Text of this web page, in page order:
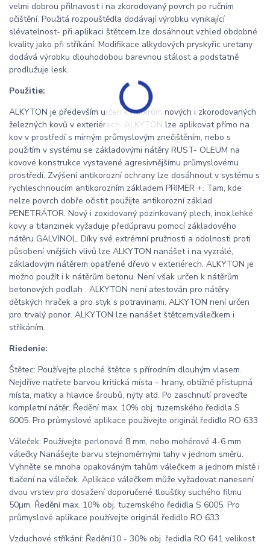
velmi dobrou přilnavost i na zkorodovaný povrch po ručním
očištění. Použitá rozpouštědla dodávají výrobku vynikající
slévatelnost- při aplikaci štětcem lze dosáhnout vzhled obdobné
kvality jako při stříkání. Modifikace alkydových pryskyřic uretany
dodává výrobku dlouhodobou barevnou stálost a podstatně
prodlužuje lesk.
Použitie:
ALKYTON je především určen k nátěrům nových i zkorodovaných
železných kovů v exteriérech. ALKYTON lze aplikovat přímo na
kov v prostředí s mírným průmyslovým znečištěním, nebo s
použitím v systému se základovými nátěry RUST- OLEUM na
kovové konstrukce vystavené agresivnějšímu průmyslovému
prostředí. Zvýšení antikorozní ochrany lze dosáhnout v systému s
rychleschnoucím antikorozním základem PRIMER +. Tam, kde
nelze povrch dobře očistit použijte antikorozní základ
PENETRÁTOR. Nový i zoxidovaný pozinkovaný plech, inox,lehké
kovy a titanzinek vyžaduje předúpravu pomocí základového
nátěru GALVINOL. Díky své extrémní pružnosti a odolnosti proti
působení vnějších vlivů lze ALKYTON nanášet i na vyzrálé,
základovým nátěrem opatřené dřevo v exteriérech. ALKYTON je
možno použít i k nátěrům betonu. Není však určen k nátěrům
betonových podlah . ALKYTON není atestován pro nátěry
dětských hraček a pro styk s potravinami. ALKYTON není určen
pro trvalý ponor. ALKYTON lze nanášet štětcem,válečkem i
stříkáním.
Riedenie:
Štětec: Používejte ploché štětce s přírodním dlouhým vlasem.
Nejdříve natřete barvou kritická místa – hrany, obtížně přístupná
místa, matky a hlavice šroubů, nýty atd. Po zaschnutí proveďte
kompletní nátěr. Ředění max. 10% obj. tuzemského ředidla S
6005. Pro průmyslové aplikace používejte originál ředidlo RO 633
Váleček: Používejte perlonové 8 mm, nebo mohérové 4-6 mm
válečky Nanášejte barvu stejnoměrnými tahy v jednom směru.
Vyhněte se mnoha opakováným tahům válečkem a jednom místě i
tlačení na váleček. Aplikace válečkem může vyžadovat nanesení
dvou vrstev pro dosažení doporučené tloušťky suchého filmu
50µm. Ředění max. 10% obj. tuzemského ředidla S 6005. Pro
průmyslové aplikace používejte originál ředidlo RO 633
Vzduchové stříkání: Ředění10 - 30% obj. ředidla RO 641 velikost